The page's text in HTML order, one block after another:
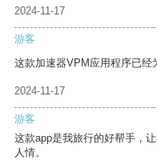
2024-11-17
游客
这款加速器VPM应用程序已经
2024-11-17
游客
这款app是我旅行的好帮手，
人情。